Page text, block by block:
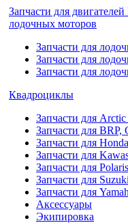
Запчасти для
лодочных моторов
Запчасти для
Запчасти для
Запчасти для
Квадроциклы
Запчасти для Arctic
Запчасти для BRP,
Запчасти для Honda
Запчасти для
Запчасти для Polaris
Запчасти для Suzuki
Запчасти для
Аксессуары
Экипировка